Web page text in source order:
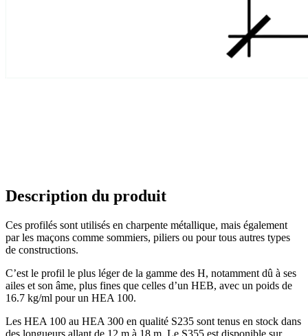
Description du produit
Ces profilés sont utilisés en charpente métallique, mais également
par les maçons comme sommiers, piliers ou pour tous autres types
de constructions.
C’est le profil le plus léger de la gamme des H, notamment dû à ses
ailes et son âme, plus fines que celles d’un HEB, avec un poids de
16.7 kg/ml pour un HEA 100.
Les HEA 100 au HEA 300 en qualité S235 sont tenus en stock dans
des longueurs allant de 12 m à 18 m. Le S355 est disponible sur